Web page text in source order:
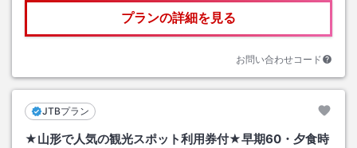
プランの詳細を見る
お問い合わせコード
JTBプラン
★山形で人気の観光スポット利用券付★早期60・夕食時